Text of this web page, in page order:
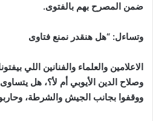
ضمن المصرح بهم بالفتوى.
وتساءل: “هل هنقدر نمنع فتاوى
الاعلامين والعلماء والفنانين اللي
وصلاح الدين الأيوبي أم لأ؟، هل
ووقفوا بجانب الجيش والشرطة،